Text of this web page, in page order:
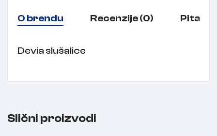
O brendu Recenzije (0) Pitanja
Devia slušalice
Slični proizvodi